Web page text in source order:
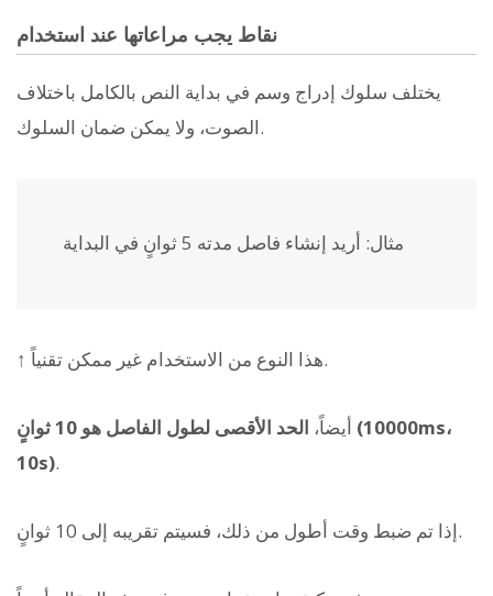
نقاط يجب مراعاتها عند استخدام
يختلف سلوك إدراج وسم في بداية النص بالكامل باختلاف
الصوت، ولا يمكن ضمان السلوك.
مثال: أريد إنشاء فاصل مدته 5 ثوانٍ في البداية
↑ هذا النوع من الاستخدام غير ممكن تقنياً.
أيضاً،
الحد الأقصى لطول الفاصل هو 10 ثوانٍ (10000ms،
10s).
إذا تم ضبط وقت أطول من ذلك، فسيتم تقريبه إلى 10 ثوانٍ.